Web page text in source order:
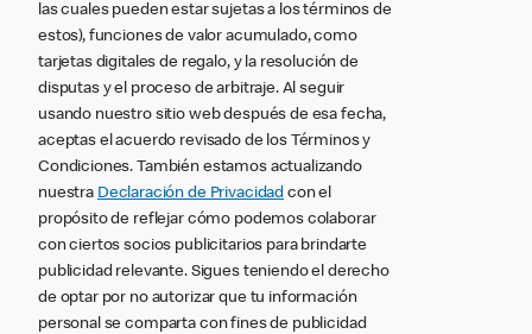
las cuales pueden estar sujetas a los términos de
estos), funciones de valor acumulado, como
tarjetas digitales de regalo, y la resolución de
disputas y el proceso de arbitraje. Al seguir
usando nuestro sitio web después de esa fecha,
aceptas el acuerdo revisado de los Términos y
Condiciones. También estamos actualizando
nuestra Declaración de Privacidad con el
propósito de reflejar cómo podemos colaborar
con ciertos socios publicitarios para brindarte
publicidad relevante. Sigues teniendo el derecho
de optar por no autorizar que tu información
personal se comparta con fines de publicidad